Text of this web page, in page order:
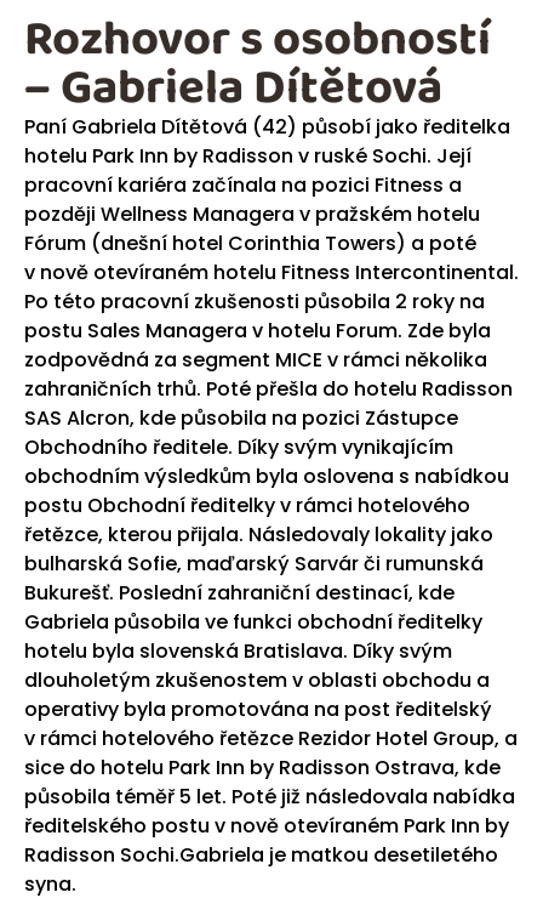
Paní Gabriela Dítětová (42) působí jako ředitelka
hotelu Park Inn by Radisson v ruské Sochi. Její
pracovní kariéra začínala na pozici Fitness a
později Wellness Managera v pražském hotelu
Fórum (dnešní hotel Corinthia Towers) a poté
v nově otevíraném hotelu Fitness Intercontinental.
Po této pracovní zkušenosti působila 2 roky na
postu Sales Managera v hotelu Forum. Zde byla
zodpovědná za segment MICE v rámci několika
zahraničních trhů. Poté přešla do hotelu Radisson
SAS Alcron, kde působila na pozici Zástupce
Obchodního ředitele. Díky svým vynikajícím
obchodním výsledkům byla oslovena s nabídkou
postu Obchodní ředitelky v rámci hotelového
řetězce, kterou přijala. Následovaly lokality jako
bulharská Sofie, maďarský Sarvár či rumunská
Bukurešť. Poslední zahraniční destinací, kde
Gabriela působila ve funkci obchodní ředitelky
hotelu byla slovenská Bratislava. Díky svým
dlouholetým zkušenostem v oblasti obchodu a
operativy byla promotována na post ředitelský
v rámci hotelového řetězce Rezidor Hotel Group, a
sice do hotelu Park Inn by Radisson Ostrava, kde
působila téměř 5 let. Poté již následovala nabídka
ředitelského postu v nově otevíraném Park Inn by
Radisson Sochi.Gabriela je matkou desetiletého
syna.
Rozhovor s osobností
– Gabriela Dítětová